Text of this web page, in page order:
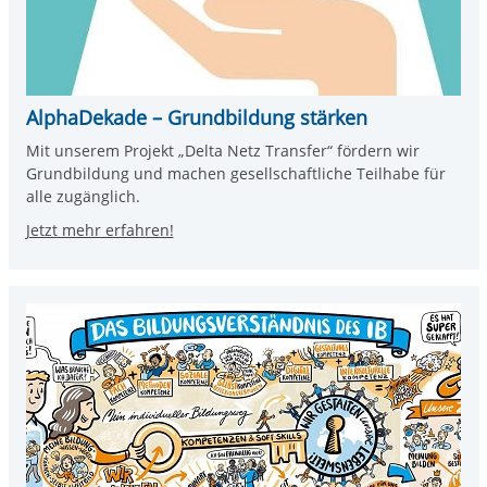
AlphaDekade – Grundbildung stärken
Mit unserem Projekt „Delta Netz Transfer“ fördern wir
Grundbildung und machen gesellschaftliche Teilhabe für
alle zugänglich.
Jetzt mehr erfahren!